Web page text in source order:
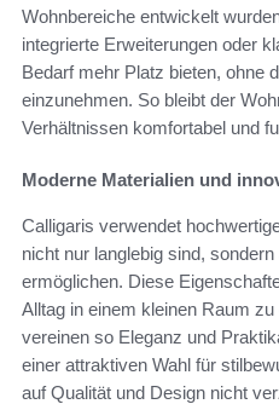
Wohnbereiche entwickelt
integrierte Erweiterungen oder
Bedarf mehr Platz bieten, ohne
einzunehmen. So bleibt der
Verhältnissen komfortabel und
Moderne Materialien und
Calligaris verwendet
nicht nur langlebig sind,
ermöglichen. Diese
Alltag in einem kleinen Raum
vereinen so Eleganz und
einer attraktiven Wahl für
auf Qualität und Design nicht